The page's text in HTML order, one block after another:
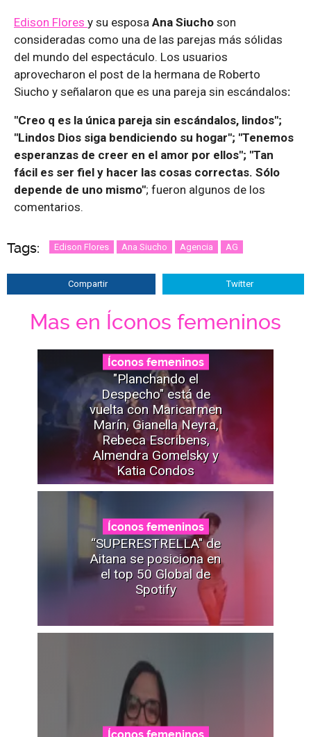
Edison Flores y su esposa Ana Siucho son
consideradas como una de las parejas más sólidas
del mundo del espectáculo. Los usuarios
aprovecharon el post de la hermana de Roberto
Siucho y señalaron que es una pareja sin escándalos:
"Creo q es la única pareja sin escándalos, lindos";
"Lindos Dios siga bendiciendo su hogar"; "Tenemos
esperanzas de creer en el amor por ellos"; "Tan
fácil es ser fiel y hacer las cosas correctas. Sólo
depende de uno mismo"; fueron algunos de los
comentarios.
Tags: Edison Flores Ana Siucho Agencia AG
Compartir Twitter
Mas en Íconos femeninos
Íconos femeninos
"Planchando el
Despecho" está de
vuelta con Maricarmen
Marín, Gianella Neyra,
Rebeca Escribens,
Almendra Gomelsky y
Katia Condos
Íconos femeninos
“SUPERESTRELLA" de
Aitana se posiciona en
el top 50 Global de
Spotify